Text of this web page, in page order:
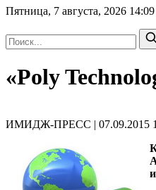
Пятница, 7 августа, 2026 14:09
«Poly
ИМИДЖ-ПРЕСС | 07.09.2015